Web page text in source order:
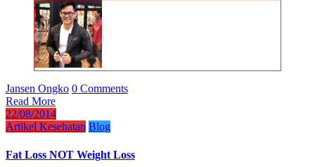
Jansen Ongko 0 Comments
Read More
22/08/2014
Artikel Kesehatan Blog
Fat Loss NOT Weight Loss